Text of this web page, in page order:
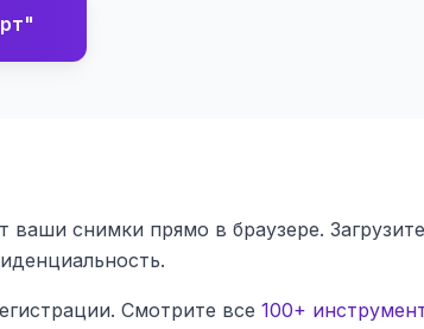
снимки прямо в браузере.
Смотрите все 100+